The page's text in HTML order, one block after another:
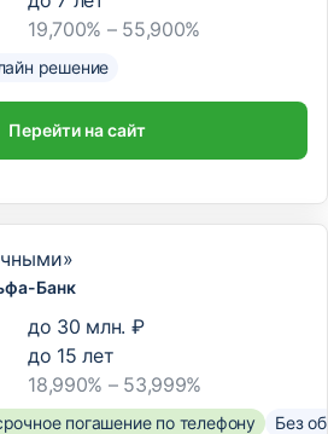
19,700% – 55,900%
решение
Перейти на сайт
Банк
до 30 млн. ₽
до 15 лет
18,990% – 53,999%
погашение по телефону Без